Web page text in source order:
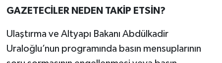
GAZETECİLER NEDEN TAKİP ETSİN?
Ulaştırma ve Altyapı Bakanı Abdülkadir
Uraloğlu’nun programında basın mensuplarının